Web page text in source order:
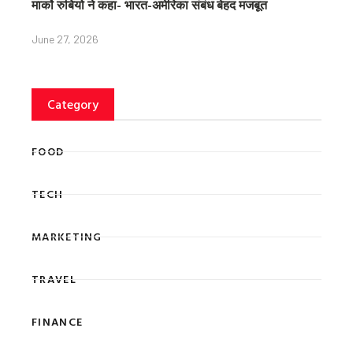
मार्को रुबियो ने कहा- भारत-अमेरिका संबंध बेहद मजबूत
June 27, 2026
Category
FOOD
TECH
MARKETING
TRAVEL
FINANCE